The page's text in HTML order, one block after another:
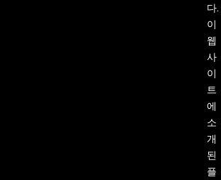
다.
이
웹
사
이
트
에
소
개
된
플